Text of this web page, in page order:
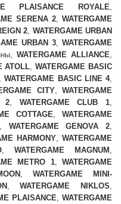
PLAISANCE ROYALE
SERENA 2
WATERGAME
2 WATERGAME URBAN
URBAN 3,WATERGAME
WATERGAME ALLIANCE
ATOLL ,WATERGAME BASIC
,WATERGAME BASIC LINE 4,
CITY, WATERGAME
2 WATERGAME CLUB 1
COTTAGE ,WATERGAME
WATERGAME GENOVA 2
HARMONY
WATERGAME
, WATERGAME MAGNUM
METRO 1,WATERGAME
,WATERGAME MINI-
,WATERGAME NIKLOS
PLAISANCE
WATERGAME